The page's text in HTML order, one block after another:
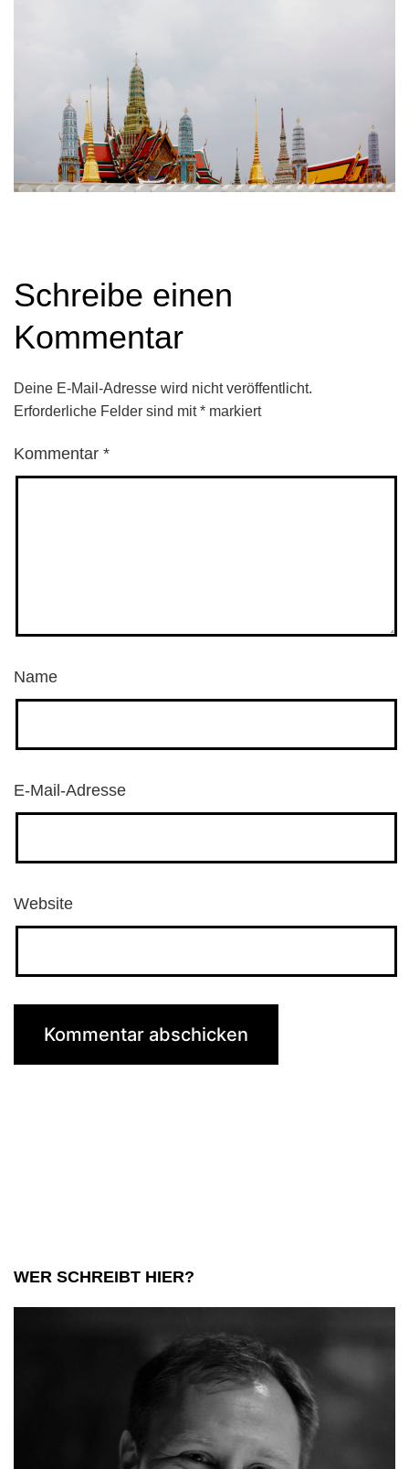
Schreibe einen
Kommentar
Deine E-Mail-Adresse wird nicht veröffentlicht.
Erforderliche Felder sind mit* markiert
Kommentar *
Name
E-Mail-Adresse
Website
WER SCHREIBT HIER?